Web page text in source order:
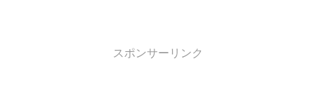
スポンサーリンク